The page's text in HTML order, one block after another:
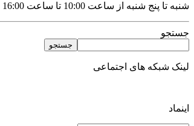
شنبه تا پنج شنبه از ساعت 10:00 تا ساعت 16:00
جستجو
جستجو
لینک شبکه های اجتماعی
اینماد